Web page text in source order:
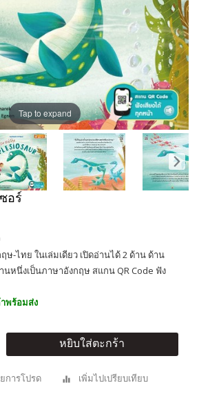
Tap to expand
อร์
ษ-ไทย ในเล่มเดียว เปิดอ่านได้ 2 ด้าน ด้าน
หนึ่งเป็นภาษาอังกฤษ สแกน QR Code ฟัง
พร้อมส่ง
หยิบใส่ตะกร้า
การโปรด เพิ่มไปเปรียบเทียบ